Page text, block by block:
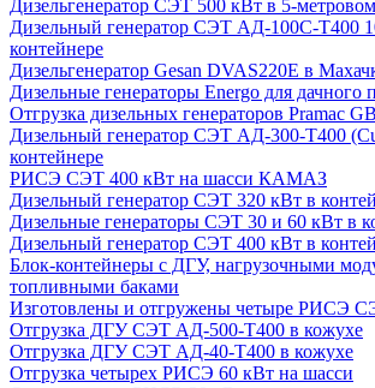
Дизельгенератор СЭТ 500 кВт в 5-
Дизельный генератор СЭТ АД-100С-Т400
контейнере
Дизельгенератор Gesan DVAS220E в
Дизельные генераторы Energo для дачного
Отгрузка дизельных генераторов Pramac
Дизельный генератор СЭТ АД-300-Т400
контейнере
РИСЭ СЭТ 400 кВт на шасси КАМАЗ
Дизельный генератор СЭТ 320 кВт в
Дизельные генераторы СЭТ 30 и 60 кВт в
Дизельный генератор СЭТ 400 кВт в
Блок-контейнеры с ДГУ, нагрузочными
топливными баками
Изготовлены и отгружены четыре РИСЭ
Отгрузка ДГУ СЭТ АД-500-Т400 в кожухе
Отгрузка ДГУ СЭТ АД-40-Т400 в кожухе
Отгрузка четырех РИСЭ 60 кВт на шасси